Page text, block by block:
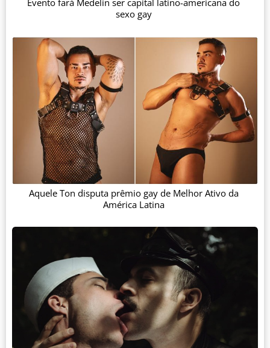
Evento fará Medelín ser capital latino-americana do
sexo gay
Aquele Ton disputa prêmio gay de Melhor Ativo da
América Latina